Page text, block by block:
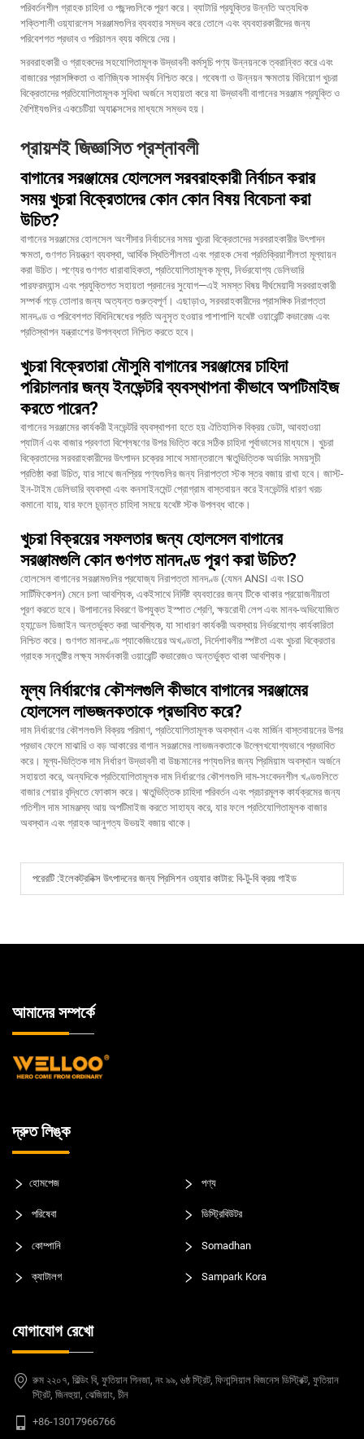
পরিবর্তনশীল গ্রাহক চাহিদা ও পছন্দগুলিকে পূরণ করে। ব্যাটারি প্রযুক্তির উন্নতি অত্যধিক
শক্তিশালী ওয়্যারলেস সরঞ্জামগুলির ব্যবহার সম্ভব করে তোলে এবং ব্যবহারকারীদের জন্য
পরিবেশগত প্রভাব ও পরিচালন ব্যয় কমিয়ে দেয়।
সরবরাহকারী ও গ্রাহকদের সহযোগিতামূলক উদ্ভাবনী কর্মসূচি পণ্য উন্নয়নকে ত্বরান্বিত করে এবং
বাজারের প্রাসঙ্গিকতা ও বাণিজ্যিক সামর্থ্য নিশ্চিত করে। গবেষণা ও উন্নয়ন ক্ষমতায় বিনিয়োগ খুচরা
বিক্রেতাদের প্রতিযোগিতামূলক সুবিধা অর্জনে সহায়তা করে যা উদ্ভাবনী বাগানের সরঞ্জাম প্রযুক্তি ও
বৈশিষ্ট্যগুলির একচেটিয়া অ্যাক্সেসের মাধ্যমে সম্ভব হয়।
প্রায়শই জিজ্ঞাসিত প্রশ্নাবলী
বাগানের সরঞ্জামের হোলসেল সরবরাহকারী নির্বাচন করার
সময় খুচরা বিক্রেতাদের কোন কোন বিষয় বিবেচনা করা
উচিত?
বাগানের সরঞ্জামের হোলসেল অংশীদার নির্বাচনের সময় খুচরা বিক্রেতাদের সরবরাহকারীর উৎপাদন
ক্ষমতা, গুণগত নিয়ন্ত্রণ ব্যবস্থা, আর্থিক স্থিতিশীলতা এবং গ্রাহক সেবা প্রতিক্রিয়াশীলতা মূল্যায়ন
করা উচিত। পণ্যের গুণগত ধারাবাহিকতা, প্রতিযোগিতামূলক মূল্য, নির্ভরযোগ্য ডেলিভারি
পারফরম্যান্স এবং প্রযুক্তিগত সহায়তা প্রদানের সুযোগ—এই সমস্ত বিষয় দীর্ঘমেয়াদী সরবরাহকারী
সম্পর্ক গড়ে তোলার জন্য অত্যন্ত গুরুত্বপূর্ণ। এছাড়াও, সরবরাহকারীদের প্রাসঙ্গিক নিরাপত্তা
মানদণ্ড ও পরিবেশগত বিধিনিষেধের প্রতি অনুসৃত হওয়ার পাশাপাশি যথেষ্ট ওয়ারেন্টি কভারেজ এবং
প্রতিস্থাপন যন্ত্রাংশের উপলব্ধতা নিশ্চিত করতে হবে।
খুচরা বিক্রেতারা মৌসুমি বাগানের সরঞ্জামের চাহিদা
পরিচালনার জন্য ইনভেন্টরি ব্যবস্থাপনা কীভাবে অপটিমাইজ
করতে পারেন?
বাগানের সরঞ্জামের কার্যকরী ইনভেন্টরি ব্যবস্থাপনা হতে হয় ঐতিহাসিক বিক্রয় ডেটা, আবহাওয়া
প্যাটার্ন এবং বাজার প্রবণতা বিশ্লেষণের উপর ভিত্তি করে সঠিক চাহিদা পূর্বাভাসের মাধ্যমে। খুচরা
বিক্রেতাদের সরবরাহকারীদের উৎপাদন চক্রের সাথে সমান্তরালে ঋতুভিত্তিক অর্ডারিং সময়সূচী
প্রতিষ্ঠা করা উচিত, যার সাথে জনপ্রিয় পণ্যগুলির জন্য নিরাপত্তা স্টক স্তর বজায় রাখা হবে। জাস্ট-
ইন-টাইম ডেলিভারি ব্যবস্থা এবং কনসাইনমেন্ট প্রোগ্রাম বাস্তবায়ন করে ইনভেন্টরি ধারণ খরচ
কমানো যায়, যার ফলে চূড়ান্ত চাহিদা সময়ে যথেষ্ট স্টক উপলব্ধ থাকে।
খুচরা বিক্রয়ের সফলতার জন্য হোলসেল বাগানের
সরঞ্জামগুলি কোন গুণগত মানদণ্ড পূরণ করা উচিত?
হোলসেল বাগানের সরঞ্জামগুলির প্রযোজ্য নিরাপত্তা মানদণ্ড (যেমন ANSI এবং ISO
সার্টিফিকেশন) মেনে চলা আবশ্যিক, একইসাথে নির্দিষ্ট ব্যবহারের জন্য টিকে থাকার প্রয়োজনীয়তা
পূরণ করতে হবে। উপাদানের বিবরণে উপযুক্ত ইস্পাত শ্রেণি, ক্ষয়রোধী লেপ এবং মানব-অভিযোজিত
হ্যান্ডেল ডিজাইন অন্তর্ভুক্ত করা আবশ্যিক, যা সাধারণ কার্যকরী অবস্থায় নির্ভরযোগ্য কার্যকারিতা
নিশ্চিত করে। গুণগত মানদণ্ডে প্যাকেজিংয়ের অখণ্ডতা, নির্দেশাবলীর স্পষ্টতা এবং খুচরা বিক্রেতার
গ্রাহক সন্তুষ্টির লক্ষ্য সমর্থনকারী ওয়ারেন্টি কভারেজও অন্তর্ভুক্ত থাকা আবশ্যিক।
মূল্য নির্ধারণের কৌশলগুলি কীভাবে বাগানের সরঞ্জামের
হোলসেল লাভজনকতাকে প্রভাবিত করে?
দাম নির্ধারণের কৌশলগুলি বিক্রয় পরিমাণ, প্রতিযোগিতামূলক অবস্থান এবং মার্জিন বাস্তবায়নের উপর
প্রভাব ফেলে মাঝারি ও বড় আকারের বাগান সরঞ্জামের লাভজনকতাকে উল্লেখযোগ্যভাবে প্রভাবিত
করে। মূল্য-ভিত্তিক দাম নির্ধারণ উদ্ভাবনী বা উচ্চমানের পণ্যগুলির জন্য প্রিমিয়াম অবস্থান অর্জনে
সহায়তা করে, অন্যদিকে প্রতিযোগিতামূলক দাম নির্ধারণের কৌশলগুলি দাম-সংবেদনশীল খণ্ডগুলিতে
বাজার শেয়ার বৃদ্ধিতে ফোকাস করে। ঋতুভিত্তিক চাহিদা পরিবর্তন এবং প্রচারমূলক কার্যক্রমের জন্য
গতিশীল দাম সামঞ্জস্য আয় অপটিমাইজ করতে সাহায্য করে, যার ফলে প্রতিযোগিতামূলক বাজার
অবস্থান এবং গ্রাহক আনুগত্য উভয়ই বজায় থাকে।
পরেরটি :ইলেকট্রনিক্স উৎপাদনের জন্য প্রিসিশন ওয়্যার কাটার: বি-টু-বি ক্রয় গাইড
আমাদের সম্পর্কে
দ্রুত লিঙ্ক
হোমপেজ পণ্য
পরিষেবা ডিস্ট্রিবিউটর
কোম্পানি Somadhan
ক্যাটালগ Sampark Kora
যোগাযোগ রেখো
রুম ২২০৭, বিল্ডিং বি, ফুতিয়ান গিনজা, নং ৯৯, ৬ষ্ঠ স্ট্রিট, ফিনান্সিয়াল বিজনেস ডিস্ট্রিক্ট, ফুতিয়ান
স্ট্রিট, জিনহুয়া, ঝেজিয়াং, চীন
+86-13017966766